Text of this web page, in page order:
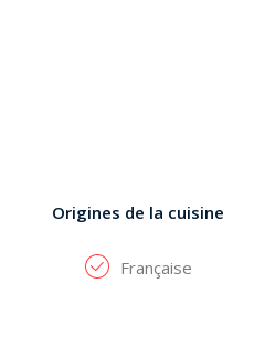
Origines de la cuisine
Française